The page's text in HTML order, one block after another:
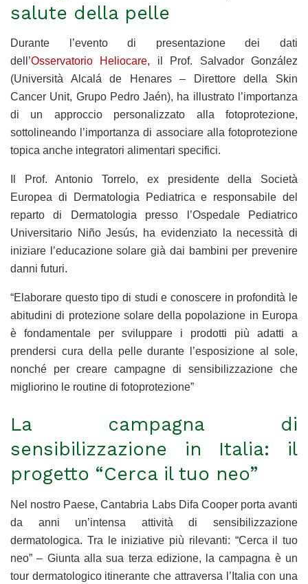
salute della pelle
Durante l’evento di presentazione dei dati
dell’Osservatorio Heliocare, il Prof. Salvador González
(Università Alcalá de Henares – Direttore della Skin
Cancer Unit, Grupo Pedro Jaén), ha illustrato l’importanza
di un approccio personalizzato alla fotoprotezione,
sottolineando l’importanza di associare alla fotoprotezione
topica anche integratori alimentari specifici.
Il Prof. Antonio Torrelo, ex presidente della Società
Europea di Dermatologia Pediatrica e responsabile del
reparto di Dermatologia presso l’Ospedale Pediatrico
Universitario Niño Jesús, ha evidenziato la necessità di
iniziare l’educazione solare già dai bambini per prevenire
danni futuri.
“Elaborare questo tipo di studi e conoscere in profondità le
abitudini di protezione solare della popolazione in Europa
è fondamentale per sviluppare i prodotti più adatti a
prendersi cura della pelle durante l’esposizione al sole,
nonché per creare campagne di sensibilizzazione che
migliorino le routine di fotoprotezione”
La campagna di
sensibilizzazione in Italia: il
progetto “Cerca il tuo neo”
Nel nostro Paese, Cantabria Labs Difa Cooper porta avanti
da anni un’intensa attività di sensibilizzazione
dermatologica. Tra le iniziative più rilevanti: “Cerca il tuo
neo” – Giunta alla sua terza edizione, la campagna è un
tour dermatologico itinerante che attraversa l’Italia con una